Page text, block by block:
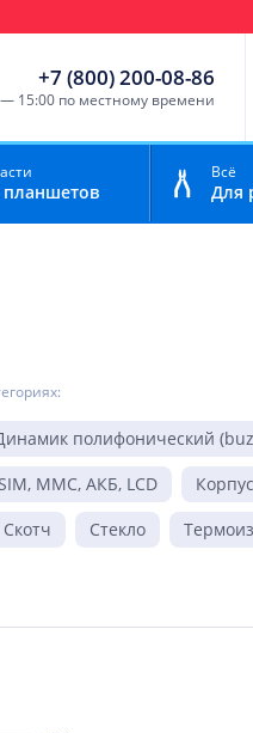
+7 (800) 200-08-86
15:00 по местному времени
Всё
Для
полифонический
MMC, АКБ, LCD
Скотч Стекло